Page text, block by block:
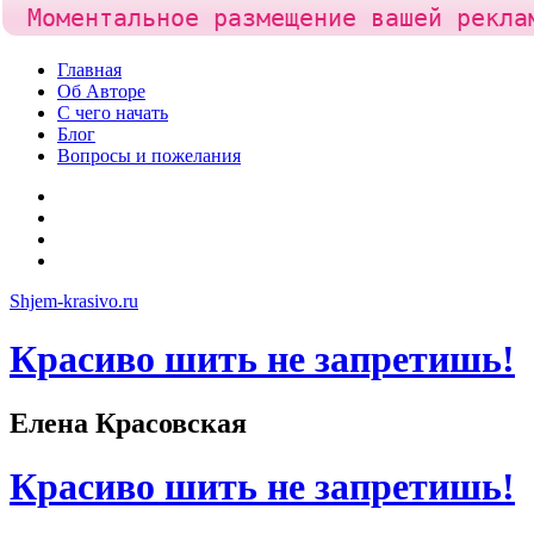
Skip
content
Главная
Об Авторе
С чего начать
Блог
Вопросы и пожелания
Shjem-krasivo.ru
Красиво шить не запретишь!
Елена Красовская
Красиво шить не запретишь!
Моментальное размещение вашей